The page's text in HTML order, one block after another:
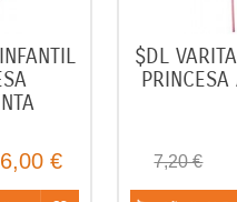
6,00 €
$DL
7,20 €